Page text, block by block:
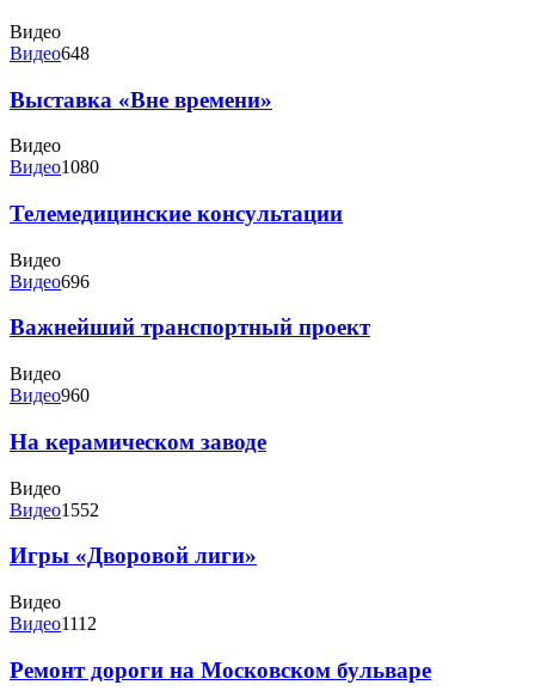
Видео
Видео648
Выставка «Вне времени»
Видео
Видео1080
Телемедицинские консультации
Видео
Видео696
Важнейший транспортный проект
Видео
Видео960
На керамическом заводе
Видео
Видео1552
Игры «Дворовой лиги»
Видео
Видео1112
Ремонт дороги на Московском бульваре